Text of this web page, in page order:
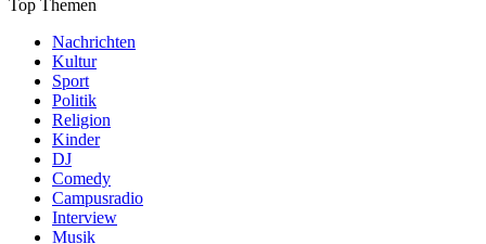
Top Themen
Nachrichten
Kultur
Sport
Politik
Religion
Kinder
DJ
Comedy
Campusradio
Interview
Musik